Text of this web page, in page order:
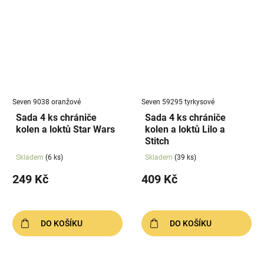
Seven 9038 oranžové
Sada 4 ks chrániče
kolen a loktů Star Wars
Skladem (6 ks)
249 Kč
DO KOŠÍKU
Seven 59295 tyrkysové
Sada 4 ks chrániče
kolen a loktů Lilo a
Stitch
Skladem (39 ks)
409 Kč
DO KOŠÍKU